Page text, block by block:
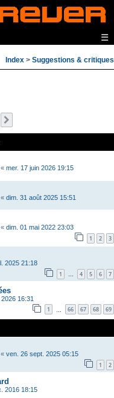
☰
Index > Suggestions & critiques
« mer. 17 juin 2026 19:15
« dim. 31 août 2025 15:51
« dim. 01 mai 2022 23:03
1 2 3
2025 21:18
1 … 4 5 6 7
16:31
1 66 67 68 69
« ven. 26 sept. 2025 05:15
1 2
2016 18:15